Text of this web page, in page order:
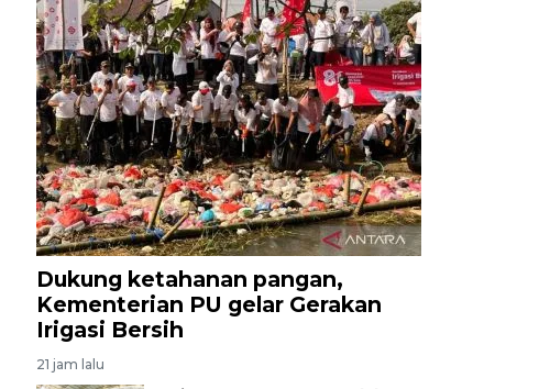
Dukung ketahanan pangan,
Kementerian PU gelar Gerakan
Irigasi Bersih
21 jam lalu